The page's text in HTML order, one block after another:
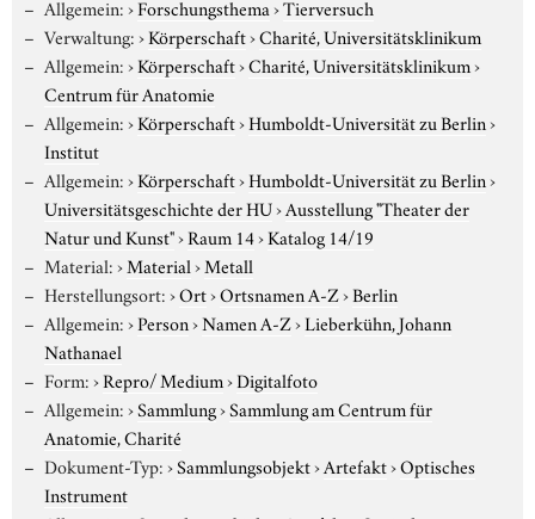
Allgemein:›Forschungsthema›Tierversuch
Verwaltung:›Körperschaft›Charité, Universitätsklinikum
Allgemein:›Körperschaft›Charité, Universitätsklinikum›
Centrum für Anatomie
Allgemein:›Körperschaft›Humboldt-Universität zu Berlin›
Institut
Allgemein:›Körperschaft›Humboldt-Universität zu Berlin›
Universitätsgeschichte der HU›Ausstellung "Theater der
Natur und Kunst"›Raum 14›Katalog 14/19
Material:›Material›Metall
Herstellungsort:›Ort›Ortsnamen A-Z›Berlin
Allgemein:›Person›Namen A-Z›Lieberkühn, Johann
Nathanael
Form:›Repro/ Medium›Digitalfoto
Allgemein:›Sammlung›Sammlung am Centrum für
Anatomie, Charité
Dokument-Typ:›Sammlungsobjekt›Artefakt›Optisches
Instrument